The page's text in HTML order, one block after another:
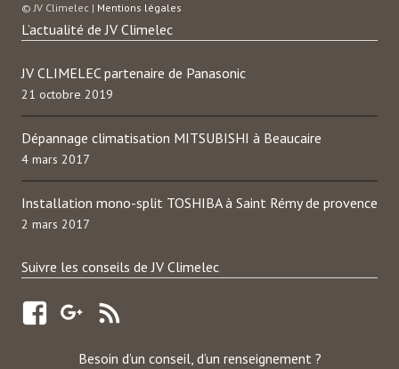
© JV Climelec | Mentions légales
L’actualité de JV Climelec
JV CLIMELEC partenaire de Panasonic
21 octobre 2019
Dépannage climatisation MITSUBISHI à Beaucaire
4 mars 2017
Installation mono-split TOSHIBA à Saint Rémy de provence
2 mars 2017
Suivre les conseils de JV Climelec
Besoin d’un conseil, d’un renseignement ?